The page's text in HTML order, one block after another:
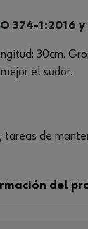
374-1:2016
30cm.
el sudor.
tareas de
del